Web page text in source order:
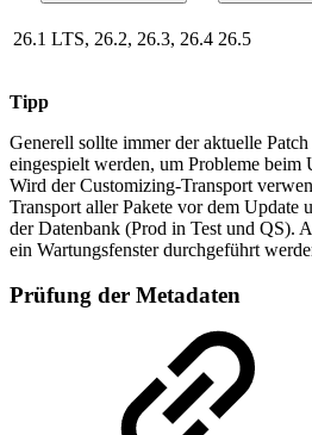
26.1 LTS, 26.2, 26.3, 26.4 26.5
Tipp
Generell sollte immer der aktuelle
eingespielt werden, um Probleme beim
Wird der Customizing-Transport
Transport aller Pakete vor dem Update
der Datenbank (Prod in Test und QS).
ein Wartungsfenster durchgeführt
Prüfung der Metadaten